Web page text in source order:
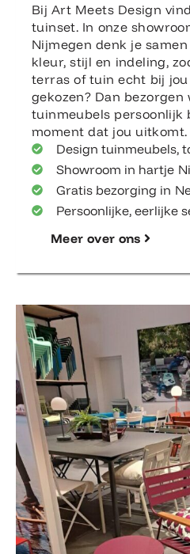
Bij Art Meets Design
tuinset. In onze
Nijmegen denk je
kleur, stijl en indeling,
terras of tuin echt bij jou
gekozen? Dan bezorgen
tuinmeubels persoonlijk
moment dat jou uitkomt.
Design tuinmeubels,
Showroom in hartje
Gratis bezorging in
Persoonlijke, eerlijke
Meer over ons